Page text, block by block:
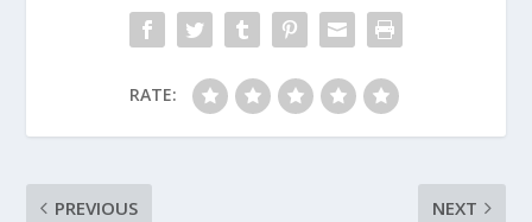
RATE:
PREVIOUS NEXT